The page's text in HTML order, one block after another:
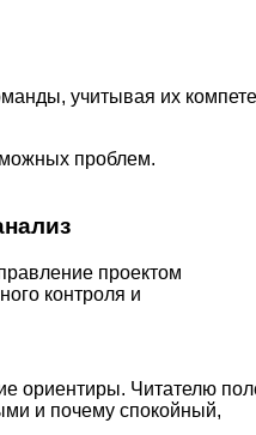
учитывая их
проблем.
проектом
контроля и
ориентиры. Читателю
и почему спокойный,